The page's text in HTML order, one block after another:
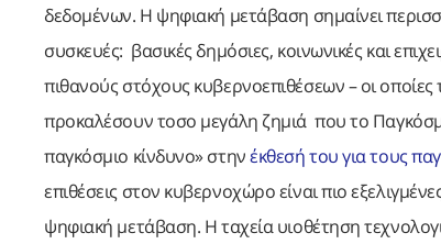
δεδομένων. Η ψηφιακή μετάβαση σημαίνει
συσκευές: βασικές δημόσιες, κοινωνικές και
πιθανούς στόχους κυβερνοεπιθέσεων – οι
προκαλέσουν τοσο μεγάλη ζημιά που το
παγκόσμιο κίνδυνο» στηνέκθεσή του για τους
επιθέσεις στον κυβερνοχώρο είναι πιο
ψηφιακή μετάβαση. Η ταχεία υιοθέτηση